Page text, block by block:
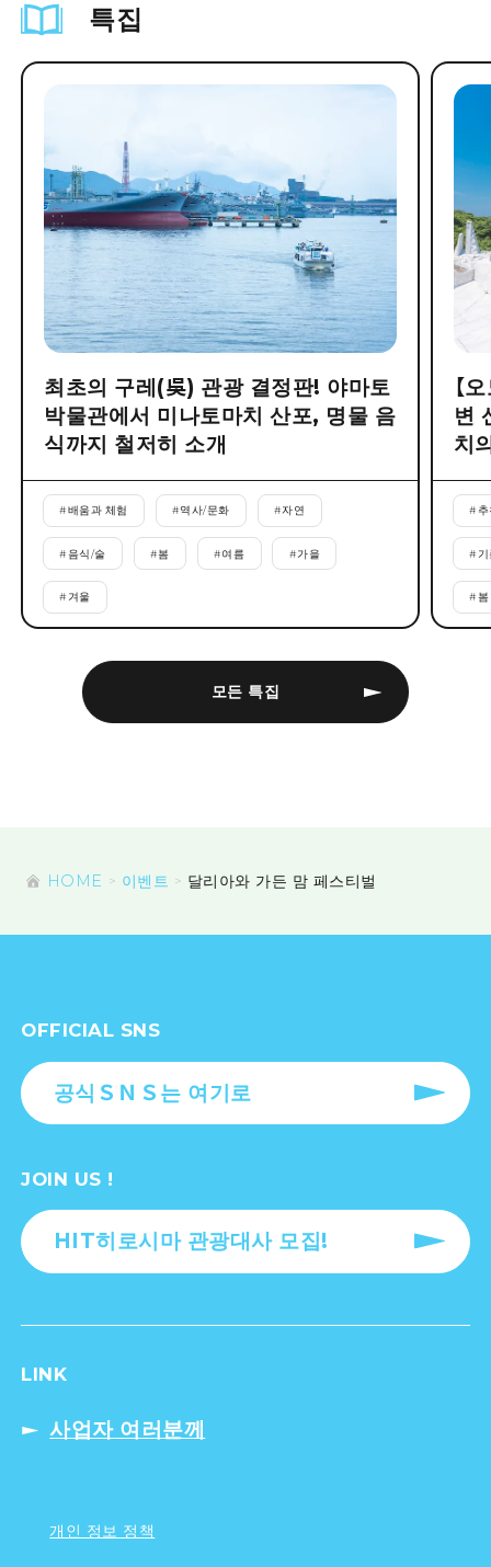
특집
모든 특집
최초의 구레(吳) 관광 결정판! 야마토
박물관에서 미나토마치 산포, 명물 음
식까지 철저히 소개
#배움과 체험 #역사/문화 #자연
#음식/술 #봄 #여름 #가을
# 겨울
【
변
치
#
#
#봄
HOME 이벤트 달리아와 가든 맘 페스티벌
OFFICIAL SNS
공식ＳＮＳ는 여기로
JOIN US !
HIT히로시마 관광대사 모집!
LINK
사업자 여러분께
개인 정보 정책